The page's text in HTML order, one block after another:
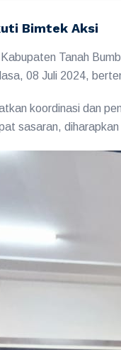
Bimtek Aksi
Tanah
08 Juli 2024,
koordinasi dan
sasaran,